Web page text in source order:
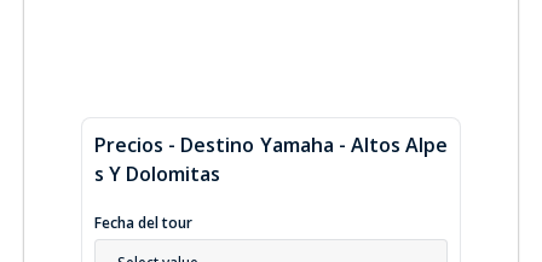
Precios - Destino Yamaha - Altos Alpe
S Y Dolomitas
Fecha del tour